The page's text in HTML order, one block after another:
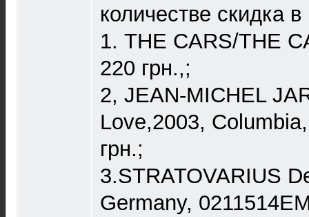
количестве скидка
1. THE CARS/THE
220 грн.,;
2, JEAN-MICHEL
Love,2003,
грн.;
3.STRATOVARIUS
Germany,